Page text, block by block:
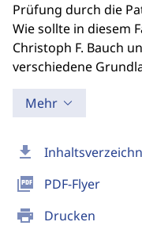
download
picture_as_pdf PDF-Flyer
print Drucken
Prüfung durch die
Wie sollte in diesem
Christoph F. Bauch
verschiedene
Mehr